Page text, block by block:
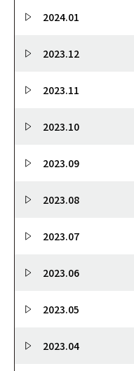
2024.01
2023.12
2023.11
2023.10
2023.09
2023.08
2023.07
2023.06
2023.05
2023.04